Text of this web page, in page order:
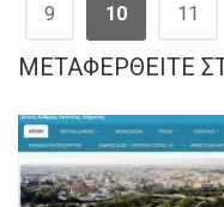
9 10 11
ΜΕΤΑΦΕΡΘΕΊΤΕ